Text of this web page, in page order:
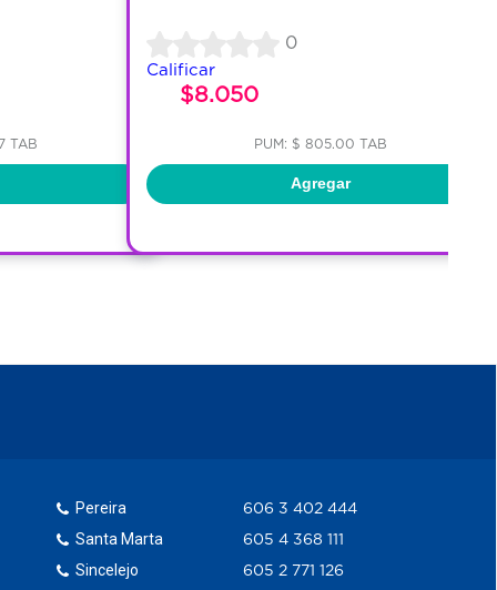
TAB
0
Calificar
$8.050
PUM: $ 805.00 TAB
Agregar
Pereira
Santa Marta
Sincelejo
606 3 402 444
605 4 368 111
605 2 771 126